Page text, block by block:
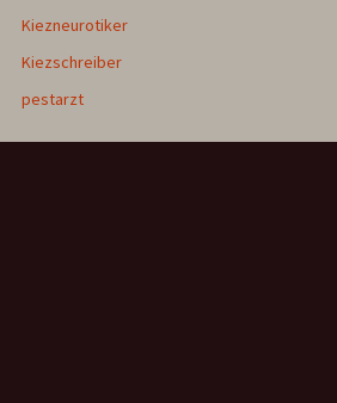
Kiezneurotiker
Kiezschreiber
pestarzt